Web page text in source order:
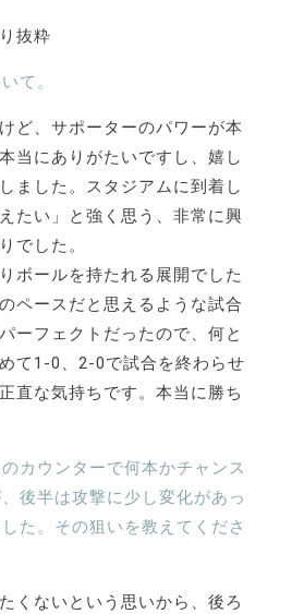
抜粋
て。
ど、サポーターのパワーが本
当にありがたいですし、嬉し
ました。スタジアムに到着し
たい」と強く思う、非常に興
でした。
ボールを持たれる展開でした
ペースだと思えるような試合
ーフェクトだったので、何と
て1-0、2-0で試合を終わらせ
直な気持ちです。本当に勝ち
カウンターで何本かチャンス
後半は攻撃に少し変化があっ
た。その狙いを教えてくださ
くないという思いから、後ろ